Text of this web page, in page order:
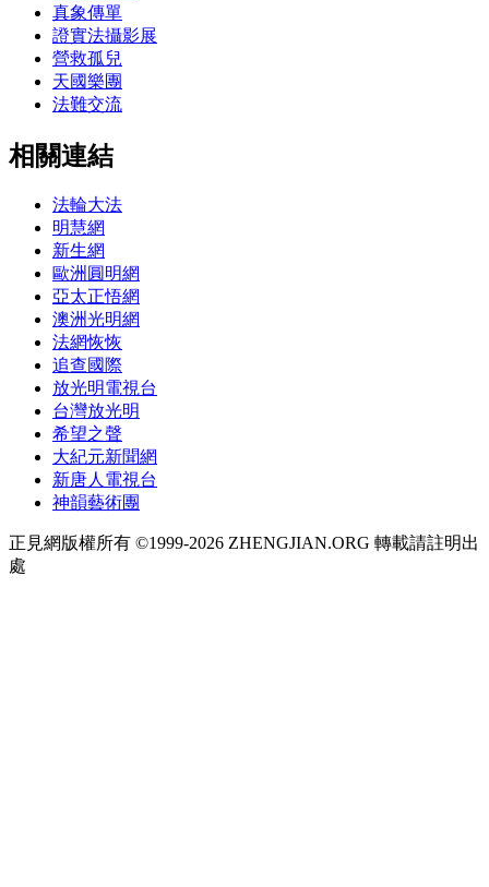
真象傳單
證實法攝影展
營救孤兒
天國樂團
法難交流
相關連結
法輪大法
明慧網
新生網
歐洲圓明網
亞太正悟網
澳洲光明網
法網恢恢
追查國際
放光明電視台
台灣放光明
希望之聲
大紀元新聞網
新唐人電視台
神韻藝術團
正見網版權所有 ©1999-2026 ZHENGJIAN.ORG 轉載請註明出
處